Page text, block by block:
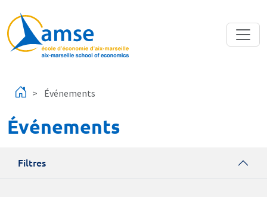
Événements
Événements
Filtres